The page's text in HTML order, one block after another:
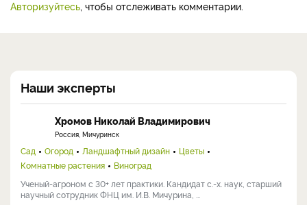
Авторизуйтесь , чтобы отслеживать комментарии.
Наши эксперты
Хромов Николай Владимирович
Россия, Мичуринск
Сад Огород Ландшафтный дизайн
Цветы
Комнатные растения
Виноград
Ученый-агроном с 30+ лет практики. Кандидат с.-х. наук, старший
научный сотрудник ФНЦ им. И.В. Мичурина, ...